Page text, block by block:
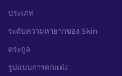
ประเภท
ระดับความหายากของ Skin
ตระกูล
รูปแบบการตกแต่ง